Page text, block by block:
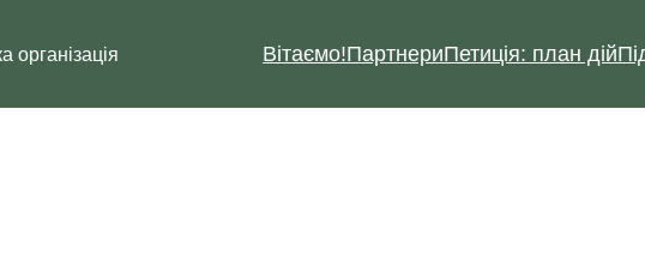
організація Вітаємо!ПартнериПетиція: план дій